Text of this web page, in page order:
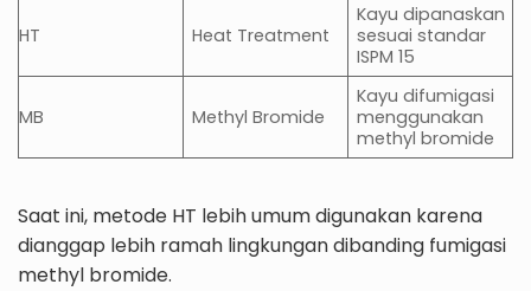
HT Heat Treatment
Kayu dipanaskan
sesuai standar
ISPM 15
MB Methyl Bromide
Kayu difumigasi
menggunakan
methyl bromide
Saat ini, metode HT lebih umum digunakan karena
dianggap lebih ramah lingkungan dibanding fumigasi
methyl bromide.